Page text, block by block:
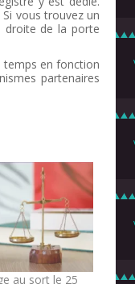
vous trouvez un
droite de la porte
temps en fonction
partenaires
au sort le 25